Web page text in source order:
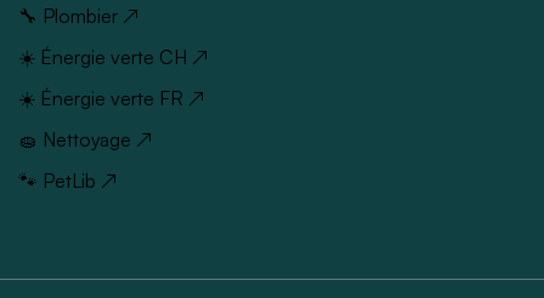
🔧 Plombier ↗
☀️ Énergie verte CH ↗
☀️ Énergie verte FR ↗
🧽 Nettoyage ↗
🐾 PetLib ↗